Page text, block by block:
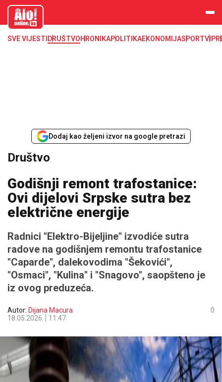
aloonline.b
SVE VIJESTI DRUŠTVOHRONIKAPOLITIKAEKONOMIJASPORTVIP
Dodaj kao željeni izvor na google pretrazi
Društvo
Godišnji remont trafostanice:
Ovi dijelovi Srpske sutra bez
električne energije
Radnici "Elektro-Bijeljine" izvodiće sutra
radove na godišnjem remontu trafostanice
"Caparde", dalekovodima "Šekovići",
"Osmaci", "Kulina" i "Snagovo", saopšteno je
iz ovog preduzeća.
Autor: Dijana Macura
18.05.2026.
11:47
0